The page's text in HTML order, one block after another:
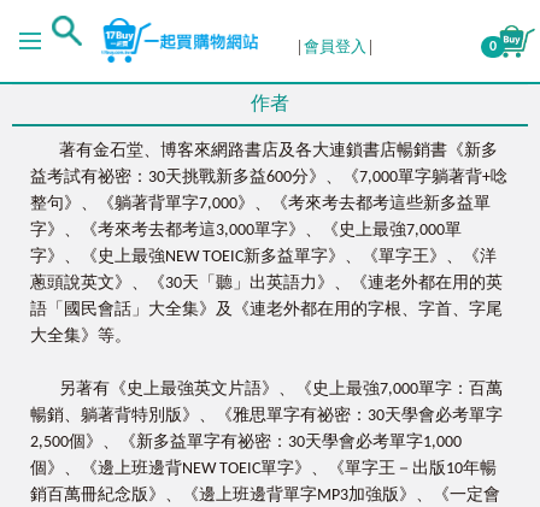
會員登入 0
作者
著有金石堂、博客來網路書店及各大連鎖書店暢銷書《新多
益考試有祕密：30天挑戰新多益600分》、《7,000單字躺著背+唸
整句》、《躺著背單字7,000》、《考來考去都考這些新多益單
字》、《考來考去都考這3,000單字》、《史上最強7,000單
字》、《史上最強NEW TOEIC新多益單字》、《單字王》、《洋
蔥頭說英文》、《30天「聽」出英語力》、《連老外都在用的英
語「國民會話」大全集》及《連老外都在用的字根、字首、字尾
大全集》等。
另著有《史上最強英文片語》、《史上最強7,000單字：百萬
暢銷、躺著背特別版》、《雅思單字有祕密：30天學會必考單字
2,500個》、《新多益單字有祕密：30天學會必考單字1,000
個》、《邊上班邊背NEW TOEIC單字》、《單字王－出版10年暢
銷百萬冊紀念版》、《邊上班邊背單字MP3加強版》、《一定會